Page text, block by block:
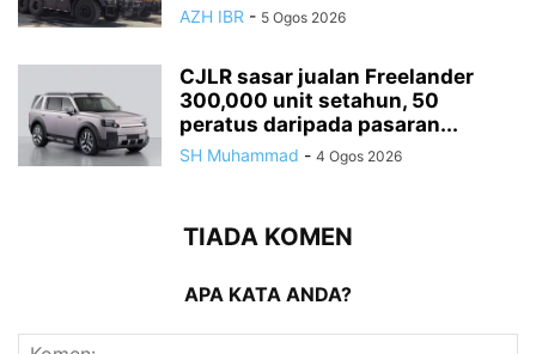
AZH IBR - 5 Ogos 2026
CJLR sasar jualan Freelander
300,000 unit setahun, 50
peratus daripada pasaran...
SH Muhammad - 4 Ogos 2026
TIADA KOMEN
APA KATA ANDA?